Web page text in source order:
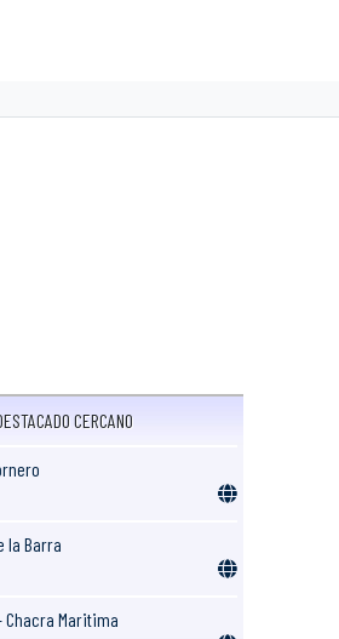
CERCANO
la Barra
Chacra Maritima